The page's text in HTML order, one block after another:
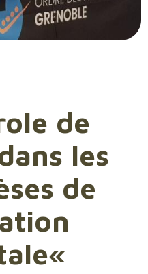
de
les
de
«